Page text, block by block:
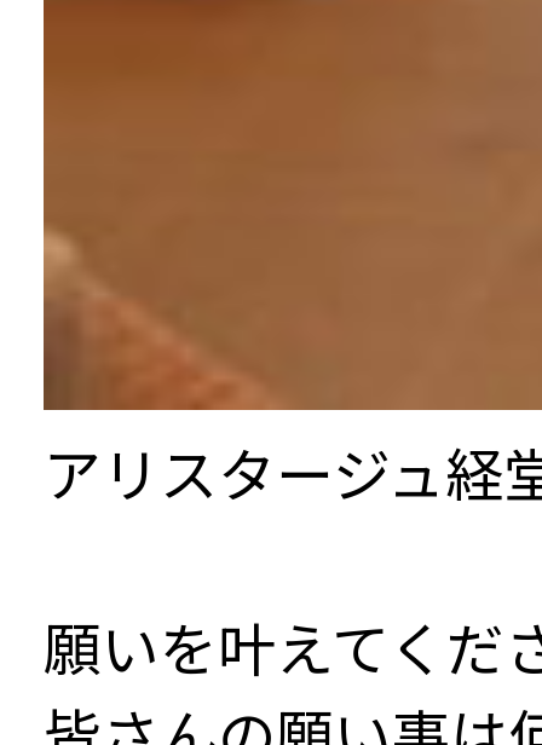
アリスタージュ経
願いを叶えてくだ